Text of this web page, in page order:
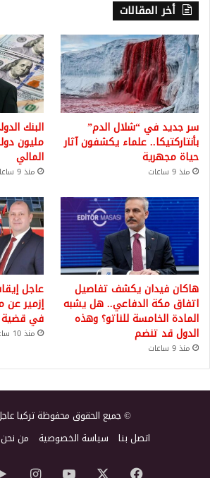
أخر المقالات
سر جديد في “شلال الدم”
بأنتاركتيكا.. علماء يكشفون آثار
حياة مجهرية
منذ 9 ساعات
مليون
المالي
منذ 9 ساعات
هاكان فيدان يكشف تفاصيل
اتفاق مكة الدفاعي.. هل يشبه
المادة الخامسة للناتو؟ وهذه
الدول قد تنضم
منذ 9 ساعات
عاجل
إزمير
في
منذ 10 ساعات
© جميع الحقوق محفوظة تركيا عاجل
اتصل بنا سياسة الخصوصية من نحن
فيسبوك ‫YouTube